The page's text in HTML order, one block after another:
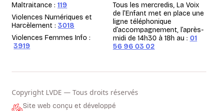
Maltraitance : 119
Violences Numériques et
Harcèlement : 3018
Violences Femmes Info :
3919
Tous les mercredis, La Voix
de l’Enfant met en place une
ligne téléphonique
d’accompagnement, l’après-
midi de 14h30 à 18h au : 01
56 96 03 02
Copyright LVDE — Tous droits réservés
Site web conçu et développé